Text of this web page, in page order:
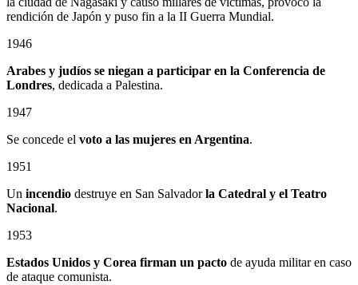
rendición de Japón y puso fin a la II Guerra Mundial.
1946
Arabes y judíos se niegan a participar en la Conferencia de
Londres, dedicada a Palestina.
1947
Se concede el voto a las mujeres en Argentina.
1951
Un incendio destruye en San Salvadorla Catedral y el Teatro
Nacional.
1953
Estados Unidos y Corea firman un pacto de ayuda militar en caso
de ataque comunista.